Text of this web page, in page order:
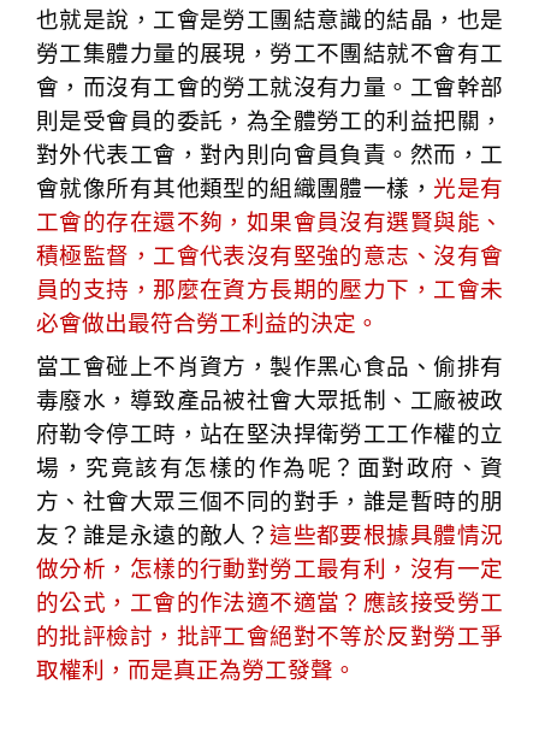
也就是說，工會是勞工團結意識的結晶，也是
勞工集體力量的展現，勞工不團結就不會有工
會，而沒有工會的勞工就沒有力量。工會幹部
則是受會員的委託，為全體勞工的利益把關，
對外代表工會，對內則向會員負責。然而，工
會就像所有其他類型的組織團體一樣， 光是有
工會的存在還不夠，如果會員沒有選賢與能、
積極監督，工會代表沒有堅強的意志、沒有會
員的支持，那麼在資方長期的壓力下，工會未
必會做出最符合勞工利益的決定。
當工會碰上不肖資方，製作黑心食品、偷排有
毒廢水，導致產品被社會大眾抵制、工廠被政
府勒令停工時，站在堅決捍衛勞工工作權的立
場，究竟該有怎樣的作為呢？面對政府、資
方、社會大眾三個不同的對手，誰是暫時的朋
友？誰是永遠的敵人？這些都要根據具體情況
做分析，怎樣的行動對勞工最有利，沒有一定
的公式，工會的作法適不適當？應該接受勞工
的批評檢討，批評工會絕對不等於反對勞工爭
取權利，而是真正為勞工發聲。